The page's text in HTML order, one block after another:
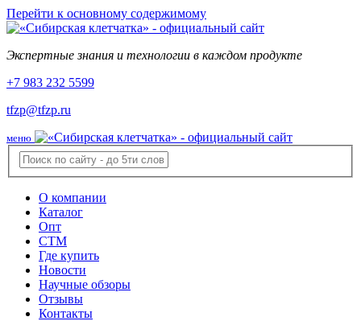
Перейти к основному содержимому
Экспертные знания и технологии в каждом продукте
+7 983 232 5599
tfzp@tfzp.ru
меню
О компании
Каталог
Опт
СТМ
Где купить
Новости
Научные обзоры
Отзывы
Контакты